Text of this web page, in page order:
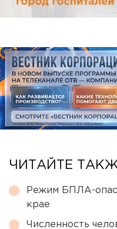
ЧИТАЙТЕ
Режим БПЛА-
крае
Численность